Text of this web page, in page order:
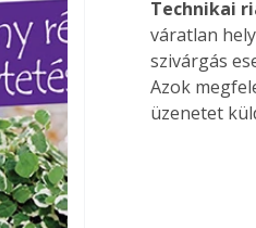
Technikai
váratlan
szivárgás
Azok
üzenetet